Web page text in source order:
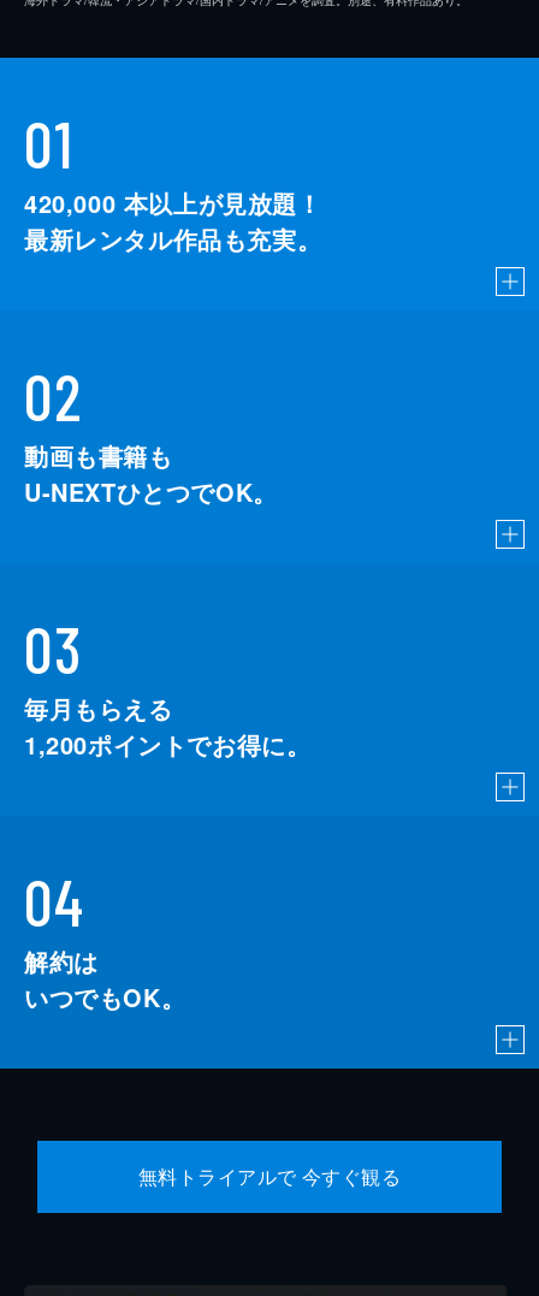
01
420,000 本以上が見放題！
最新レンタル作品も充実。
02
動画も書籍も
U-NEXTひとつでOK。
03
毎月もらえる
1,200ポイントでお得に。
04
解約は
いつでもOK。
無料トライアルで 今すぐ観る